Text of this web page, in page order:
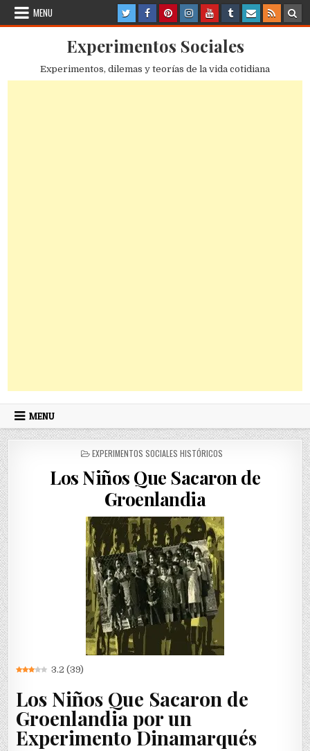
Skip
MENU
Experimentos Sociales
Experimentos, dilemas y teorías de la vida cotidiana
MENU
POSTED
EXPERIMENTOS SOCIALES HISTÓRICOS
Los Niños Que Sacaron de
Groenlandia
3.2 (39)
Los Niños Que Sacaron de
Groenlandia por un
Experimento Dinamarqués